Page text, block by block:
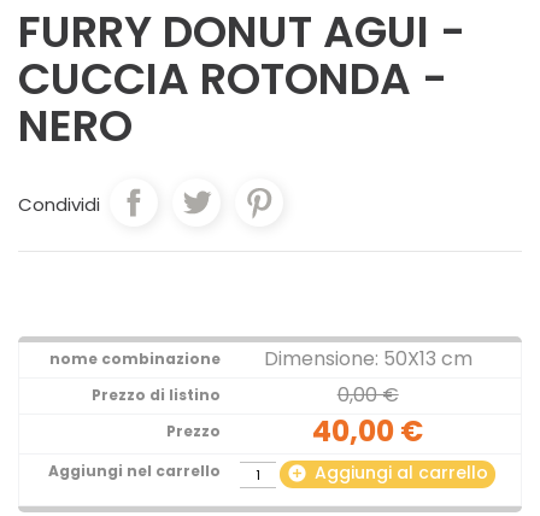
FURRY DONUT AGUI -
CUCCIA ROTONDA -
NERO
Condividi
Dimensione: 50X13 cm
0,00 €
40,00 €
add_circle Aggiungi al carrello